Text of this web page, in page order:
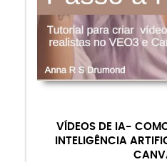
VÍDEOS DE IA-
INTELIGÊNCIA